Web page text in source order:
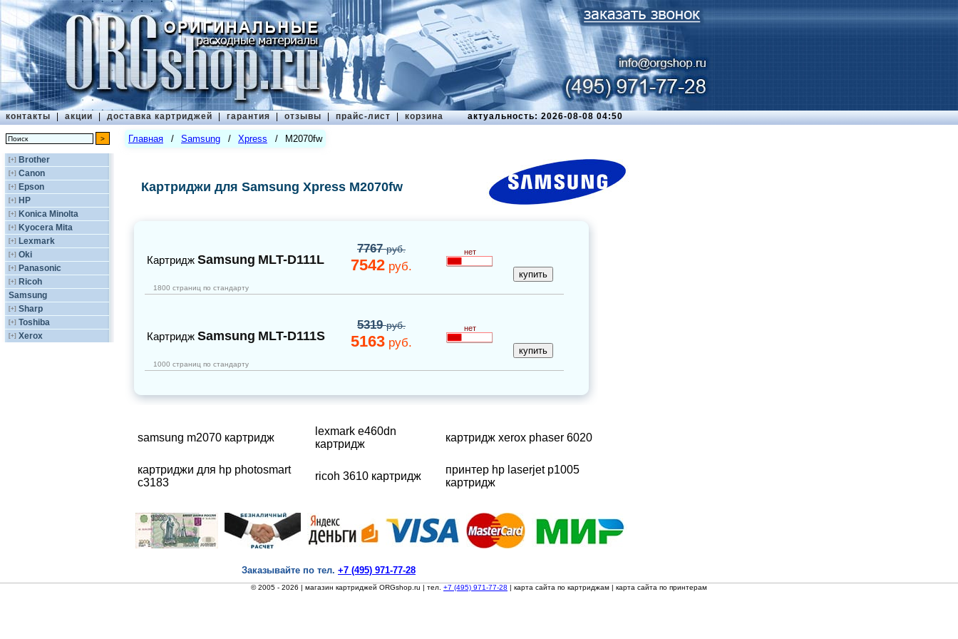
контакты | акции | доставка картриджей | гарантия | отзывы | прайс-лист | корзина актуальность: 2026-08-08 04:50
[+] Brother
[+] Canon
[+] Epson
[+] HP
[+] Konica Minolta
[+] Kyocera Mita
[+] Lexmark
[+] Oki
[+] Panasonic
[+] Ricoh
Samsung
[+] Sharp
[+] Toshiba
[+] Xerox
Главная / Samsung / Xpress / M2070fw
Картриджи для Samsung Xpress M2070fw
Картридж Samsung MLT-D111L
7767руб.
7542 руб.
нет
1800 страниц по стандарту
Картридж Samsung MLT-D111S
5319руб.
5163 руб.
нет
1000 страниц по стандарту
samsung m2070 картридж
lexmark e460dn
картридж
картридж xerox phaser 6020
картриджи для hp photosmart
c3183
ricoh 3610 картридж
принтер hp laserjet p1005
картридж
Заказывайте по тел. +7 (495) 971-77-28
© 2005 - 2026 | магазин картриджей ORGshop.ru | тел. +7 (495) 971-77-28 | карта сайта по картриджам | карта сайта по принтерам